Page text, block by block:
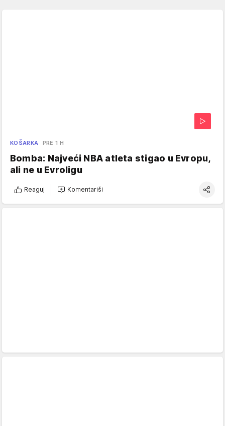
KOŠARKA PRE 1 H
Bomba: Najveći NBA atleta stigao u Evropu,
ali ne u Evroligu
Reaguj Komentariši